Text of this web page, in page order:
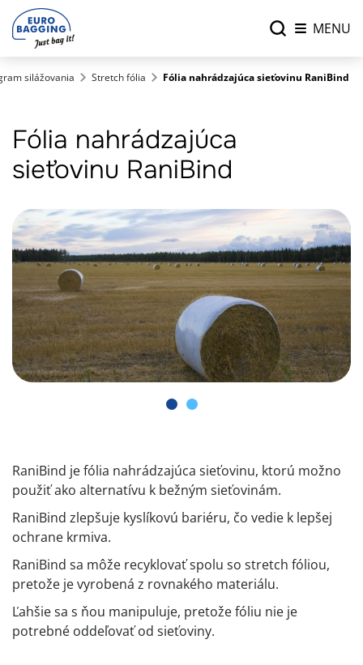
MENU
silážovania Stretch fólia Fólia nahrádzajúca sieťovinu RaniBind
Fólia nahrádzajúca
sieťovinu RaniBind
RaniBind je fólia nahrádzajúca sieťovinu, ktorú možno
použiť ako alternatívu k bežným sieťovinám.
RaniBind zlepšuje kyslíkovú bariéru, čo vedie k lepšej
ochrane krmiva.
RaniBind sa môže recyklovať spolu so stretch fóliou,
pretože je vyrobená z rovnakého materiálu.
Ľahšie sa s ňou manipuluje, pretože fóliu nie je
potrebné oddeľovať od sieťoviny.